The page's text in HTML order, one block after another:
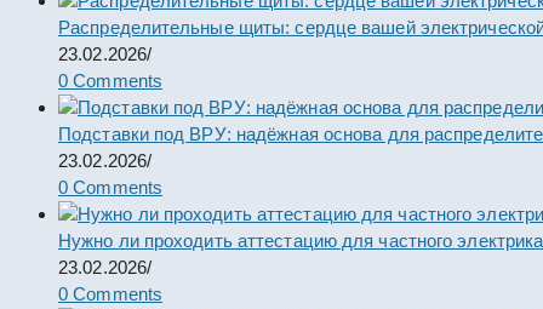
Распределительные щиты: сердце вашей
23.02.2026/
0 Comments
Подставки под ВРУ: надёжная основа для
23.02.2026/
0 Comments
Нужно ли проходить аттестацию для частного
23.02.2026/
0 Comments